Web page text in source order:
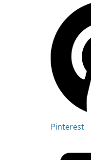
Pinterest